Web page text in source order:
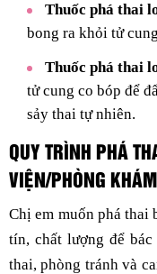
Thuốc phá thai
bong ra khỏi tử
Thuốc phá thai
tử cung co bóp để
sảy thai tự nhiên.
QUY TRÌNH PHÁ
VIỆN/PHÒNG
Chị em muốn phá thai
tín, chất lượng để
thai, phòng tránh và